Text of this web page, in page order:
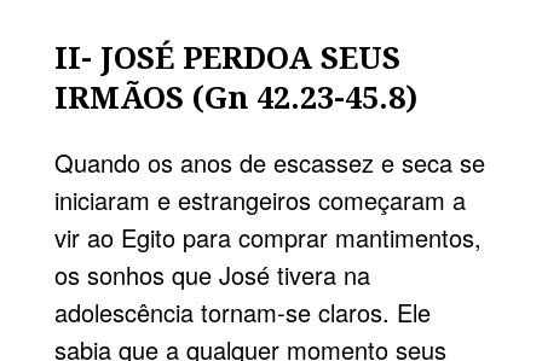
II- JOSÉ PERDOA SEUS
IRMÃOS (Gn 42.23-45.8)
Quando os anos de escassez e seca se
iniciaram e estrangeiros começaram a
vir ao Egito para comprar mantimentos,
os sonhos que José tivera na
adolescência tornam-se claros. Ele
sabia que a qualquer momento seus